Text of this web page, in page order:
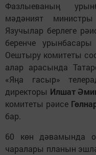
Фазлыеваның
мәдәният
Язучылар берлеге
беренче урынбасары
Оештыру комитеты
алар арасында
«Яңа гасыр»
директоры Илшат
комитеты рәисе
бар.
60 көн дәвамында
чаралары планын